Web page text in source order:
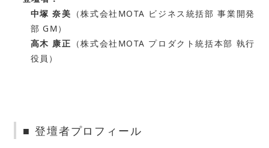
中塚 奈美 （株式会社MOTA ビジネス統括部 事業開発
部 GM）
高木 康正 （株式会社MOTA プロダクト統括本部 執行
役員）
■ 登壇者プロフィール